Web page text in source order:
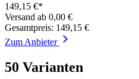
149,15 €*
Versand ab 0,00 €
Gesamtpreis: 149,15 €
Zum Anbieter
50 Varianten